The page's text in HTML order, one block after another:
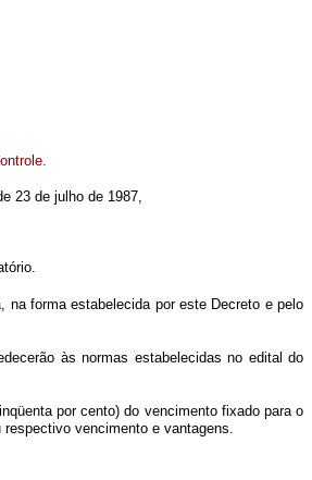
23 de julho de 1987,
na forma estabelecida por este Decreto e pelo
às normas estabelecidas no edital do
por cento) do vencimento fixado para o
vencimento e vantagens.